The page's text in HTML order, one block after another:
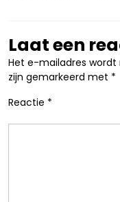
Laat een
Het e-mailadres wordt
zijn gemarkeerd met *
Reactie *